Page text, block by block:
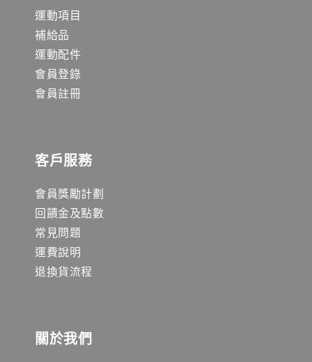
運動項目
補給品
運動配件
會員登錄
會員註冊
客戶服務
會員獎勵計劃
回饋金及點數
常見問題
運費說明
退換貨流程
關於我們